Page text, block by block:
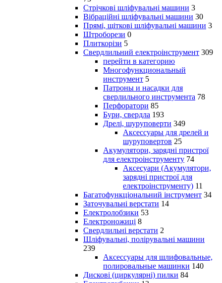
Стрічкові шліфувальні машини 3
Вібраційні шліфувальні машини 30
Прямі, щіткові шліфувальні машини 3
Штроборези 0
Плиткорізи 5
Свердлильний електроінструмент 309
перейти в категорию
Многофункциональный
инструмент 5
Патроны и насадки для
сверлильного инструмента 78
Перфоратори 85
Бури, свердла 193
Дрелі, шуруповерти 349
Аксессуары для дрелей и
шуруповертов 25
Акумулятори, зарядні пристрої
для електроінструменту 74
Аксесуари (Акумулятори,
зарядні пристрої для
електроінструменту) 11
Багатофункціональний інструмент 34
Заточувальні верстати 14
Електролобзики 53
Електроножиці 8
Свердлильні верстати 2
Шліфувальні, полірувальні машини
239
Аксессуары для шлифовальные,
полировальные машинки 140
Дискові (циркулярні) пилки 84